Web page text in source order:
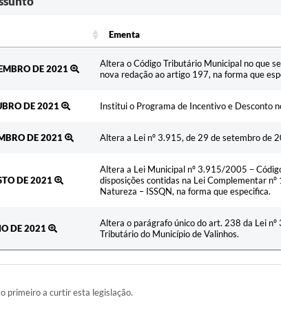
Ementa
DE 2021
Altera o Código Tributário Municipal no que
nova redação ao artigo 197, na forma que
DE 2021 Institui o Programa de Incentivo e Desconto
DE 2021 Altera a Lei nº 3.915, de 29 de setembro de
DE 2021
Altera a Lei Municipal nº 3.915/2005 –
disposições contidas na Lei Complementar
Natureza – ISSQN, na forma que especifica.
DE 2021
Altera o parágrafo único do art. 238 da Lei
Tributário do Município de Valinhos.
o primeiro a curtir esta legislação.